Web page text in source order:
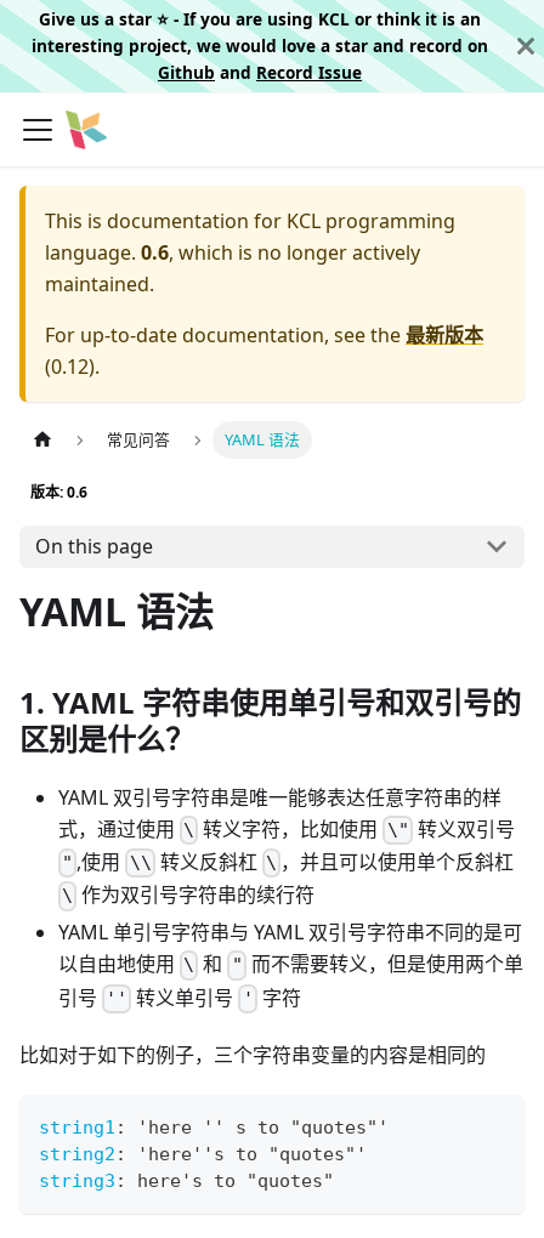
Give us a star ⭐️ - If you are using KCL or think it is an
interesting project, we would love a star and record on
Githuband Record Issue
This is documentation for KCL programming
language. 0.6, which is no longer actively
maintained.
For up-to-date documentation, see the最新版本
(0.12).
常见问答 YAML 语法
版本: 0.6
On this page
YAML 语法
1. YAML 字符串使用单引号和双引号的
区别是什么？
YAML 双引号字符串是唯一能够表达任意字符串的样
式，通过使用 \ 转义字符，比如使用 \" 转义双引号
" ,使用 \\ 转义反斜杠 \ ，并且可以使用单个反斜杠
\ 作为双引号字符串的续行符
YAML 单引号字符串与 YAML 双引号字符串不同的是可
以自由地使用 \ 和 " 而不需要转义，但是使用两个单
引号
'' 转义单引号 ' 字符
比如对于如下的例子，三个字符串变量的内容是相同的
string1 :
'here '' s to "quotes"'
string2 :
'here''s to "quotes"'
string3 : here's to "quotes"